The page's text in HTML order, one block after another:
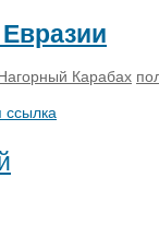
Карабах
ссылка